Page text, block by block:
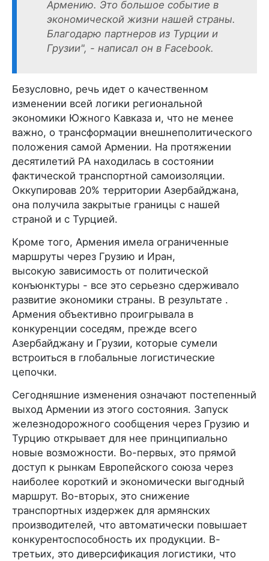
Армению. Это большое событие в
экономической жизни нашей страны.
Благодарю партнеров из Турции и
Грузии", - написал он в Facebook.
Безусловно, речь идет о качественном
изменении всей логики региональной
экономики Южного Кавказа и, что не менее
важно, о трансформации внешнеполитического
положения самой Армении. На протяжении
десятилетий РА находилась в состоянии
фактической транспортной самоизоляции.
Оккупировав 20% территории Азербайджана,
она получила закрытые границы с нашей
страной и с Турцией.
Кроме того, Армения имела ограниченные
маршруты через Грузию и Иран,
высокую зависимость от политической
конъюнктуры - все это серьезно сдерживало
развитие экономики страны. В результате .
Армения объективно проигрывала в
конкуренции соседям, прежде всего
Азербайджану и Грузии, которые сумели
встроиться в глобальные логистические
цепочки.
Сегодняшние изменения означают постепенный
выход Армении из этого состояния. Запуск
железнодорожного сообщения через Грузию и
Турцию открывает для нее принципиально
новые возможности. Во-первых, это прямой
доступ к рынкам Европейского союза через
наиболее короткий и экономически выгодный
маршрут. Во-вторых, это снижение
транспортных издержек для армянских
производителей, что автоматически повышает
конкурентоспособность их продукции. В-
третьих, это диверсификация логистики, что